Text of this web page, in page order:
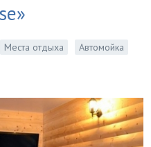
Места отдыха
Автомойка